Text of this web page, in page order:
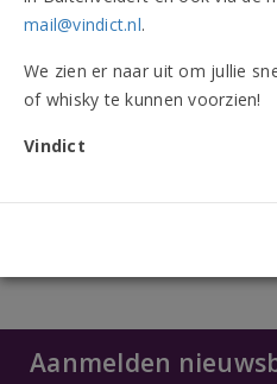
Aanmelden
mail@vindict.nl.
We zien er naar uit om jullie
of whisky te kunnen voorzien!
Vindict